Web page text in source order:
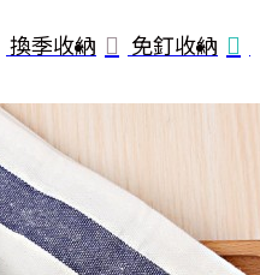
註冊
問
換季收納 免釘收納